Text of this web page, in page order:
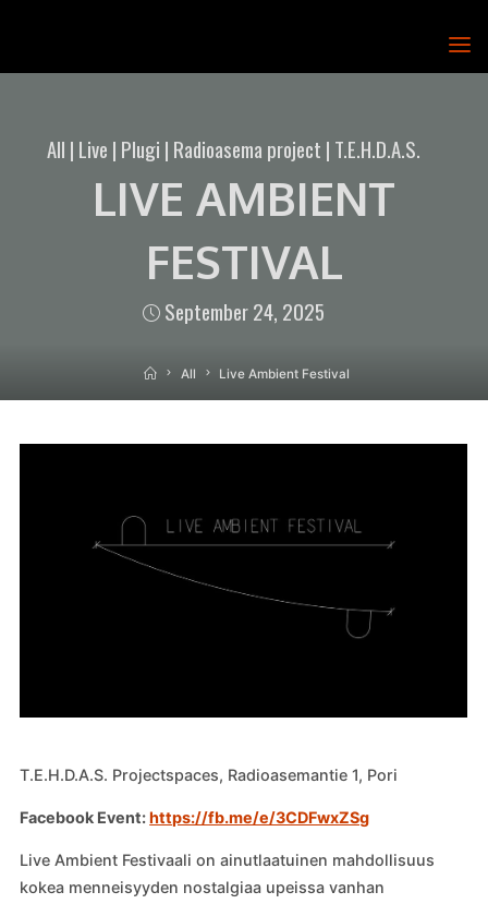
All | Live | Plugi | Radioasema project | T.E.H.D.A.S.
LIVE AMBIENT
FESTIVAL
September 24, 2025
Home
All Live Ambient Festival
T.E.H.D.A.S. Projectspaces, Radioasemantie 1, Pori
Facebook Event:https://fb.me/e/3CDFwxZSg
Live Ambient Festivaali on ainutlaatuinen mahdollisuus
kokea menneisyyden nostalgiaa upeissa vanhan